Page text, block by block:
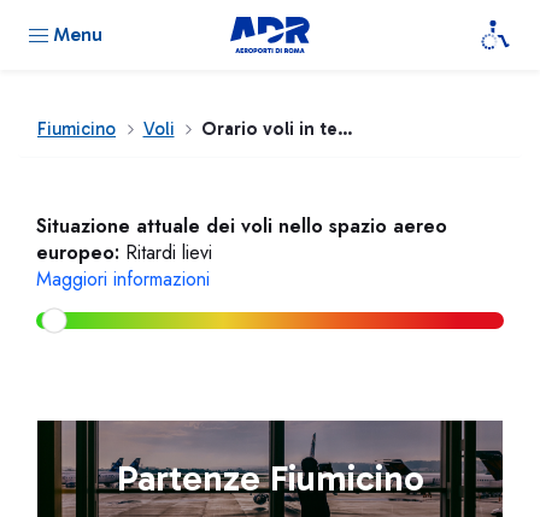
Menu
Fiumicino Voli Orario voli in tempo reale
Situazione attuale dei voli nello spazio aereo
europeo: Ritardi lievi
Maggiori informazioni
Partenze Fiumicino